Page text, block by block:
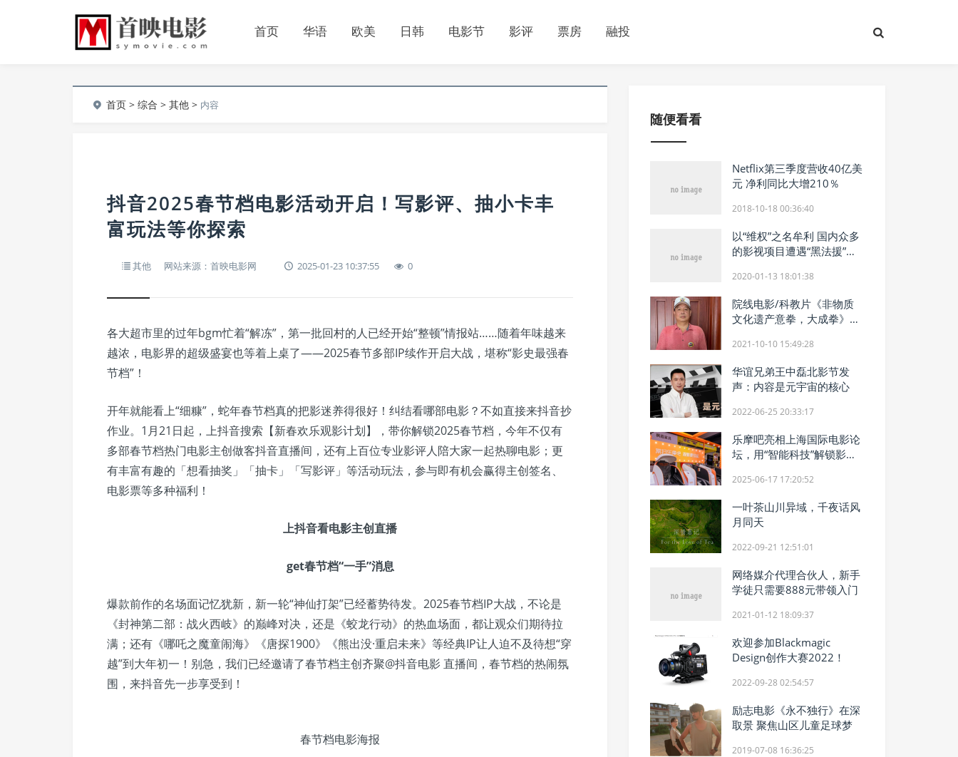
首页 华语 欧美 日韩 电影节 影评 票房 融投
首页 >综合 >其他 > 内容
抖音2025春节档电影活动开启！写影评、抽小卡丰
富玩法等你探索
其他 网站来源：首映电影网 2025-01-23 10:37:55 0
各大超市里的过年bgm忙着“解冻”，第一批回村的人已经开始“整顿”情报站……随着年味越来
越浓，电影界的超级盛宴也等着上桌了——2025春节多部IP续作开启大战，堪称“影史最强春
节档”！
开年就能看上“细糠”，蛇年春节档真的把影迷养得很好！纠结看哪部电影？不如直接来抖音抄
作业。1月21日起，上抖音搜索【新春欢乐观影计划】，带你解锁2025春节档，今年不仅有
多部春节档热门电影主创做客抖音直播间，还有上百位专业影评人陪大家一起热聊电影；更
有丰富有趣的「想看抽奖」「抽卡」「写影评」等活动玩法，参与即有机会赢得主创签名、
电影票等多种福利！
上抖音看电影主创直播
get春节档“一手”消息
爆款前作的名场面记忆犹新，新一轮“神仙打架”已经蓄势待发。2025春节档IP大战，不论是
《封神第二部：战火西岐》的巅峰对决，还是《蛟龙行动》的热血场面，都让观众们期待拉
满；还有《哪吒之魔童闹海》《唐探1900》《熊出没·重启未来》等经典IP让人迫不及待想“穿
越”到大年初一！别急，我们已经邀请了春节档主创齐聚@抖音电影 直播间，春节档的热闹氛
围，来抖音先一步享受到！
春节档电影海报
随便看看
Netflix第三季度营收40亿美
元 净利同比大增210％
2018-10-18 00:36:40
以“维权”之名牟利 国内众多
的影视项目遭遇“黑法援”骚
2020-01-13 18:01:38
院线电影/科教片《非物质
文化遗产意拳，大成拳》交
2021-10-10 15:49:28
华谊兄弟王中磊北影节发
声：内容是元宇宙的核心
2022-06-25 20:33:17
乐摩吧亮相上海国际电影论
坛，用“智能科技”解锁影院
2025-06-17 17:20:52
一叶茶山川异域，千夜话风
月同天
2022-09-21 12:51:01
网络媒介代理合伙人，新手
学徒只需要888元带领入门
2021-01-12 18:09:37
欢迎参加Blackmagic
Design创作大赛2022！
2022-09-28 02:54:57
励志电影《永不独行》在深
取景 聚焦山区儿童足球梦
2019-07-08 16:36:25